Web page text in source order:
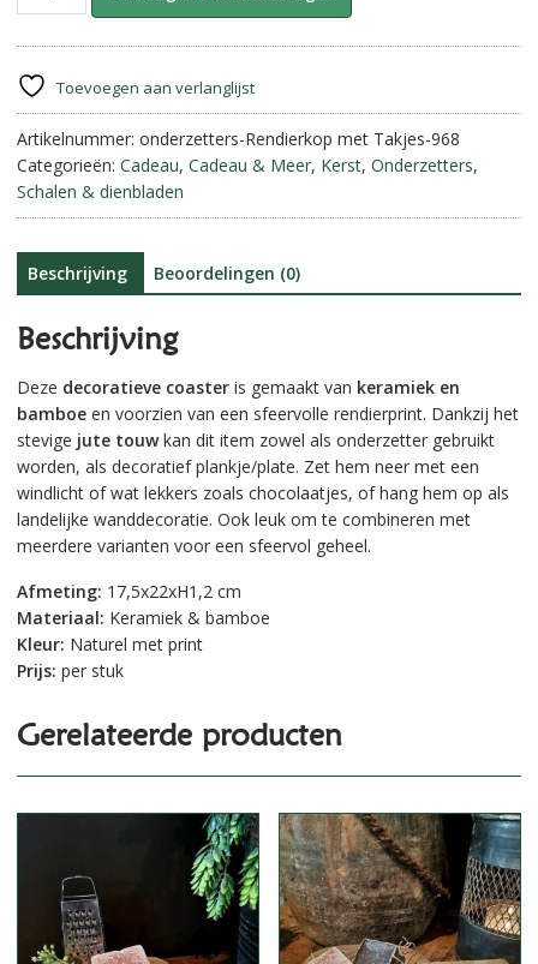
Rendierkop
–
Keramiek
aantal
n
a
t
v
Toevoegen aan verlanglijst
Artikelnummer: onderzetters-Rendierkop met Takjes-968
Categorieën: Cadeau, Cadeau & Meer, Kerst, Onderzetters,
Schalen & dienbladen
Beschrijving Beoordelingen (0)
Beschrijving
Deze decoratieve coasteris gemaakt van keramiek en
bamboeen voorzien van een sfeervolle rendierprint. Dankzij het
stevige jute touwkan dit item zowel als onderzettergebruikt
worden, als decoratiefplankje/plate. Zet hem neer met een
windlicht of wat lekkers zoals chocolaatjes, of hang hem op als
landelijke wanddecoratie. Ook leuk om te combineren met
meerdere varianten voor een sfeervol geheel.
Afmeting: 17,5x22xH1,2 cm
Materiaal: Keramiek & bamboe
Kleur: Naturel met print
Prijs: per stuk
Gerelateerde producten